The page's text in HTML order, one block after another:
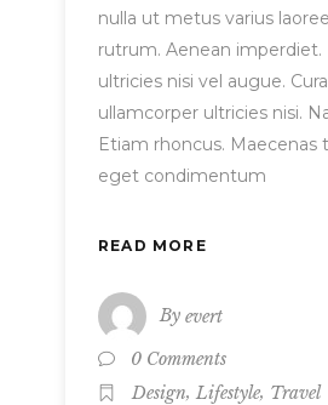
nulla ut metus varius
rutrum. Aenean imperdiet.
ultricies nisi vel augue.
ullamcorper ultricies nisi.
Etiam rhoncus. Maecenas
eget condimentum
READ MORE
By evert
0 Comments
Design, Lifestyle, Travel